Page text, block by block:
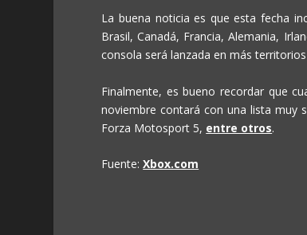
La buena noticia es que esta fecha
Brasil, Canadá, Francia, Alemania,
consola será lanzada en más
Finalmente, es bueno recordar que
noviembre contará con una lista muy
Forza Motosport 5, entre otros.
Fuente:Xbox.com